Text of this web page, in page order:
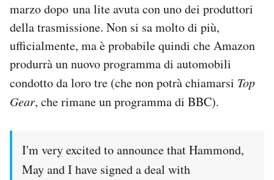
Regala il Post
Hai bisogno di aiuto?
Esci
marzo dopo una lite avuta con uno dei produttori
della trasmissione. Non si sa molto di più,
ufficialmente, ma è probabile quindi che Amazon
produrrà un nuovo programma di automobili
condotto da loro tre (che non potrà chiamarsi Top
Gear, che rimane un programma di BBC).
I'm very excited to announce that Hammond,
May and I have signed a deal with